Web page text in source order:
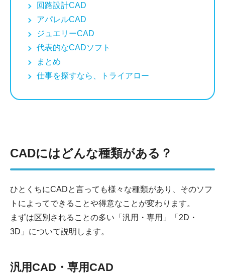
回路設計CAD
アパレルCAD
ジュエリーCAD
代表的なCADソフト
まとめ
仕事を探すなら、トライアロー
CADにはどんな種類がある？
ひとくちにCADと言っても様々な種類があり、そのソフ
トによってできることや得意なことが変わります。
まずは区別されることの多い「汎用・専用」「2D・
3D」について説明します。
汎用CAD・専用CAD